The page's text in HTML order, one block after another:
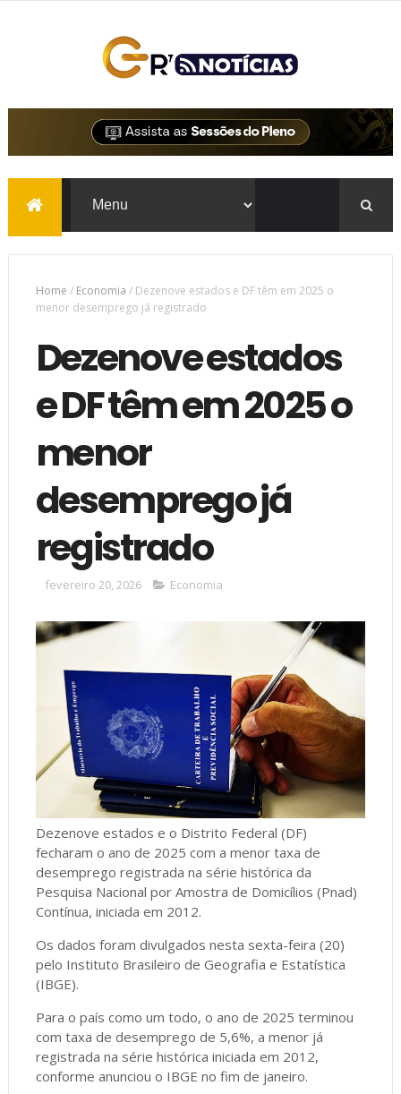
Home / Economia / Dezenove estados e DF têm em 2025 o
menor desemprego já registrado
Dezenove estados
e DF têm em 2025 o
menor
desemprego já
registrado
fevereiro 20, 2026 Economia
Dezenove estados e o Distrito Federal (DF)
fecharam o ano de 2025 com a menor taxa de
desemprego registrada na série histórica da
Pesquisa Nacional por Amostra de Domicílios (Pnad)
Contínua, iniciada em 2012.
Os dados foram divulgados nesta sexta-feira (20)
pelo Instituto Brasileiro de Geografia e Estatística
(IBGE).
Para o país como um todo, o ano de 2025 terminou
com taxa de desemprego de 5,6%, a menor já
registrada na série histórica iniciada em 2012,
conforme anunciou o IBGE no fim de janeiro.